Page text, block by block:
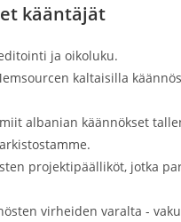
kääntäjät
ja oikoluku.
kaltaisilla
albanian käännökset
projektipäälliköt, jotka
virheiden varalta -